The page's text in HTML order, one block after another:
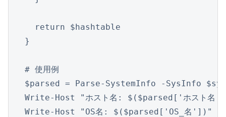
  return $hashtable
}
# 使用例
$parsed = Parse-SystemInfo -SysInfo
Write-Host "ホスト名: $($parsed['ホスト名
Write-Host "OS名: $($parsed['OS_名'])"